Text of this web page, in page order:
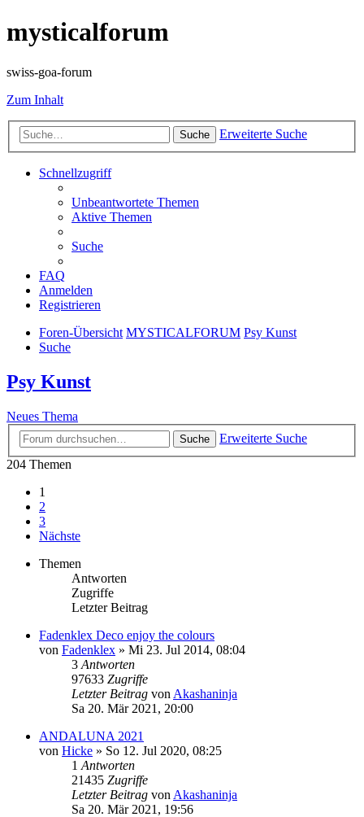
mysticalforum
swiss-goa-forum
Zum Inhalt
Suche Erweiterte Suche
Schnellzugriff
Unbeantwortete Themen
Aktive Themen
Suche
FAQ
Anmelden
Registrieren
Foren-Übersicht MYSTICALFORUM Psy Kunst
Suche
Psy Kunst
Neues Thema
Suche
Erweiterte Suche
204 Themen
1
2
3
Nächste
Themen
Antworten
Zugriffe
Letzter Beitrag
Fadenklex Deco enjoy the colours
von Fadenklex » Mi 23. Jul 2014, 08:04
3 Antworten
97633 Zugriffe
Letzter Beitrag von Akashaninja
Sa 20. Mär 2021, 20:00
ANDALUNA 2021
von Hicke » So 12. Jul 2020, 08:25
1 Antworten
21435 Zugriffe
Letzter Beitrag von Akashaninja
Sa 20. Mär 2021, 19:56